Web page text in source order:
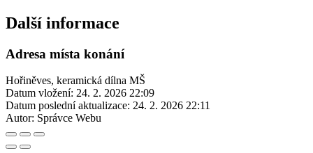
Další informace
Adresa místa konání
Hořiněves, keramická dílna MŠ
Datum vložení: 24. 2. 2026 22:09
Datum poslední aktualizace: 24. 2. 2026 22:11
Autor: Správce Webu